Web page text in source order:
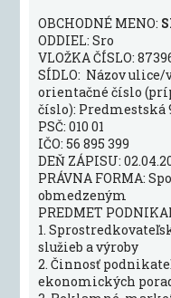
OBCHODNÉ MENO:
ODDIEL: Sro
VLOŽKA ČÍSLO:
SÍDLO: Názov
orientačné číslo
číslo): Predmestská
PSČ: 010 01
IČO: 56 895 399
DEŇ ZÁPISU:
PRÁVNA FORMA:
obmedzeným
PREDMET
1.
služieb a výroby
2. Činnosť
ekonomických